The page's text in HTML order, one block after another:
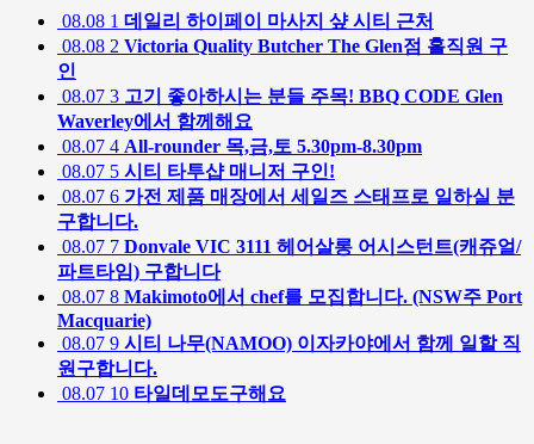
08.08 1 데일리 하이페이 마사지 샾 시티 근처
08.08 2 Victoria Quality Butcher The Glen점 홀직원 구
인
08.07 3 고기 좋아하시는 분들 주목! BBQ CODE Glen
Waverley에서 함께해요
08.07 4 All-rounder 목,금,토 5.30pm-8.30pm
08.07 5 시티 타투샵 매니저 구인!
08.07 6 가전 제품 매장에서 세일즈 스태프로 일하실 분
구합니다.
08.07 7 Donvale VIC 3111 헤어살롱 어시스턴트(캐쥬얼/
파트타임) 구합니다
08.07 8 Makimoto에서 chef를 모집합니다. (NSW주 Port
Macquarie)
08.07 9 시티 나무(NAMOO) 이자카야에서 함께 일할 직
원구합니다.
08.07 10 타일데모도구해요